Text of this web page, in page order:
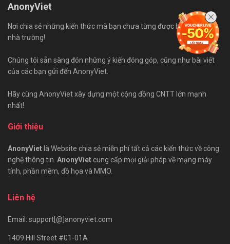
AnonyViet
Nơi chia sẻ những kiến thức mà bạn chưa từng được học trên ghế
nhà trường!
Chúng tôi sẵn sàng đón những ý kiến đóng góp, cũng như bài viết
của các bạn gửi đến AnonyViet.
Hãy cùng AnonyViet xây dựng một cộng đồng CNTT lớn mạnh
nhất!
Giới thiệu
AnonyVietlà Website chia sẻ miễn phí tất cả các kiến thức về công
nghệ thông tin. AnonyViet cung cấp mọi giải pháp về mạng máy
tính, phần mềm, đồ họa và MMO.
Liên hệ
Email: support[@]anonyviet.com
1409 Hill Street #01-01A